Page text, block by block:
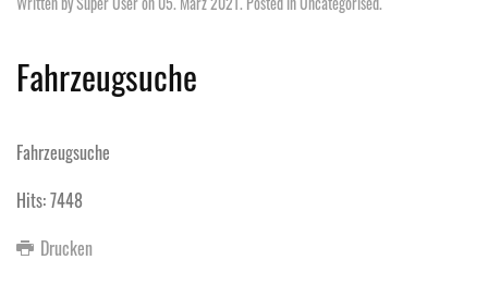
Fahrzeugsuche
Fahrzeugsuche
Hits: 7448
Drucken